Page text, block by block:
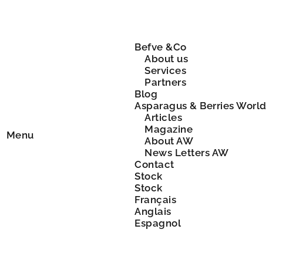
Menu
Befve &Co
About us
Services
Partners
Blog
Asparagus & Berries World
Articles
Magazine
About AW
News Letters AW
Contact
Stock
Stock
Français
Anglais
Espagnol